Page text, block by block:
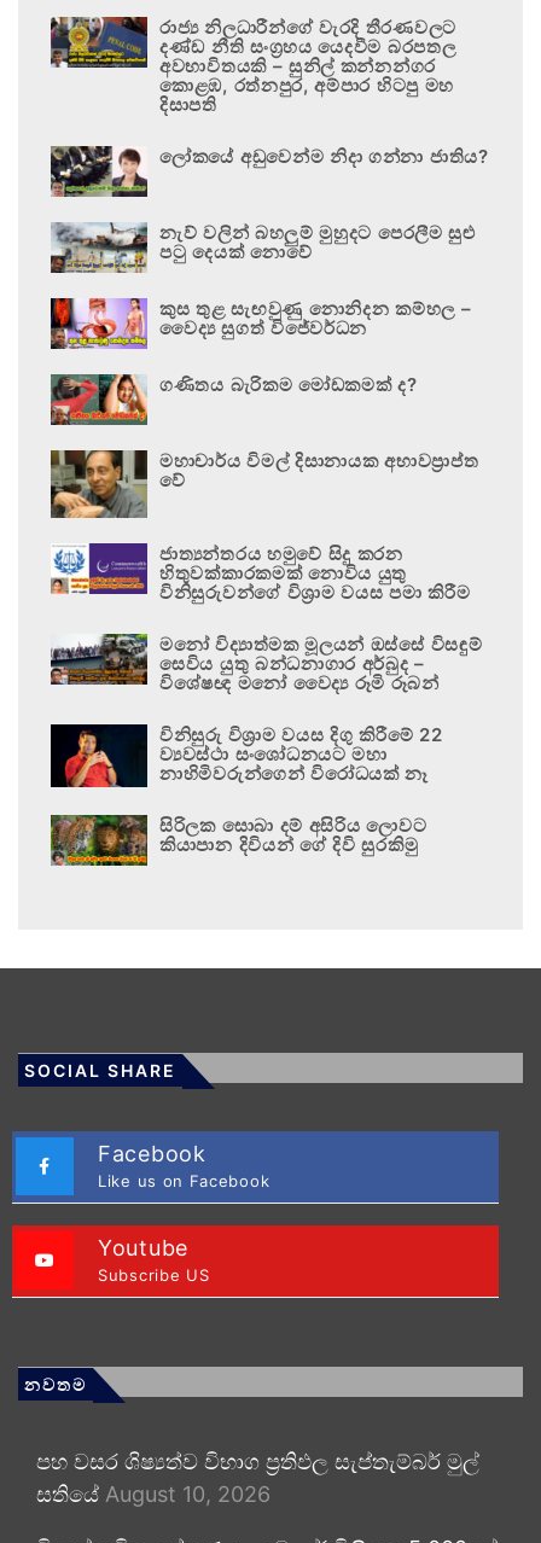
රාජ්‍ය නිලධාරීන්ගේ වැරදි තීරණවලට
දණ්ඩ නීති සංග්‍රහය යෙදවීම බරපතල
අවභාවිතයකි – සුනිල් කන්නන්ගර
කොළඹ, රත්නපුර, අම්පාර හිටපු මහ
දිසාපති
ලෝකයේ අඩුවෙන්ම නිදා ගන්නා ජාතිය?
නැව් වලින් බහලුම් මුහුදට පෙරලීම සුළු
පටු දෙයක් නොවේ
කුස තුළ සැඟවුණු නොනිදන කම්හල –
වෛද්‍ය සුගත් විජේවර්ධන
ගණිතය බැරිකම මෝඩකමක් ද?
මහාචාර්ය විමල් දිසානායක අභාවප්‍රාප්ත
වේ
ජාත්‍යන්තරය හමුවේ සිදු කරන
හිතුවක්කාරකමක් නොවිය යුතු
විනිසුරුවන්ගේ විශ්‍රාම වයස පමා කිරීම
මනෝ විද්‍යාත්මක මූලයන් ඔස්සේ විසඳුම්
සෙවිය යුතු බන්ධනාගාර අර්බුද –
විශේෂඥ මනෝ වෛද්‍ය රූමි රූබන්
විනිසුරු විශ්‍රාම වයස දිගු කිරීමේ 22
ව්‍යවස්ථා සංශෝධනයට මහා
නාහිමිවරුන්ගෙන් විරෝධයක් නෑ
සිරිලක සොබා දම් අසිරිය ලොවට
කියාපාන දිවියන් ගේ දිවි සුරකිමු
SOCIAL SHARE
Facebook
Like us on Facebook
Youtube
Subscribe US
නවතම
පහ වසර ශිෂ්‍යත්ව විභාග ප්‍රතිඵල සැප්තැම්බර් මුල්
සතියේ August 10, 2026